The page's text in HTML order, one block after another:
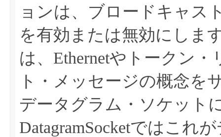
ョンは、ブロードキャス
を有効または無効にしま
は、Ethernetやトークン
ト・メッセージの概念を
データグラム・ソケット
DatagramSocketではこれ